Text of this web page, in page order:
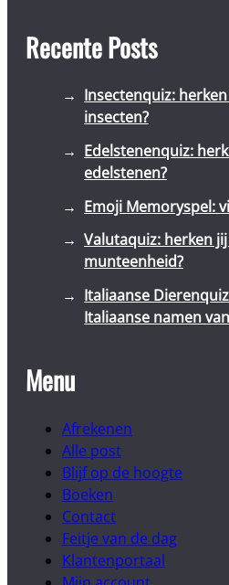
Recente Posts
Insectenquiz:
insecten?
Edelstenenquiz:
edelstenen?
Emoji Memoryspel:
Valutaquiz: herken
munteenheid?
Italiaanse
Italiaanse namen
Menu
Afrekenen
Alle post
Blijf op de hoogte
Boeken
Contact
Feitje van de dag
Klantenportaal